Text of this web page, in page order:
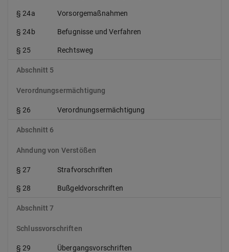
§ 24a Vorsorgemaßnahmen
§ 24b Befugnisse und Verfahren
§ 25 Rechtsweg
Abschnitt 5
Verordnungsermächtigung
§ 26 Verordnungsermächtigung
Abschnitt 6
Ahndung von Verstößen
§ 27 Strafvorschriften
§ 28 Bußgeldvorschriften
Abschnitt 7
Schlussvorschriften
§ 29 Übergangsvorschriften